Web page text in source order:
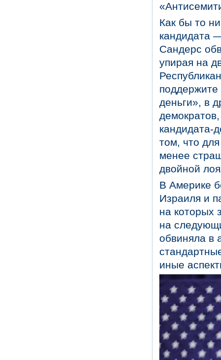
Как бы то
кандидата
Сандерс
упирая на
деньги», в
кандидата-
том, что
менее
двойной
В Америке
Израиля и
на которых
на
обвиняла в
иные